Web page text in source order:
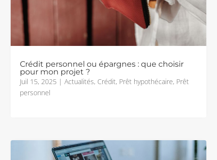
Crédit personnel ou épargnes : que choisir
pour mon projet ?
Juil 15, 2025 |Actualités, Crédit, Prêt hypothécaire, Prêt
personnel